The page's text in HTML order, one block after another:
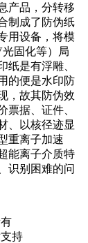
品，分转移
制成了防伪纸
用设备，将模
固化等）局
是有浮雕、
的便是水印防
，故其防伪效
票据、证件、
以核径迹显
重离子加速
能离子介质特
识别困难的问
持